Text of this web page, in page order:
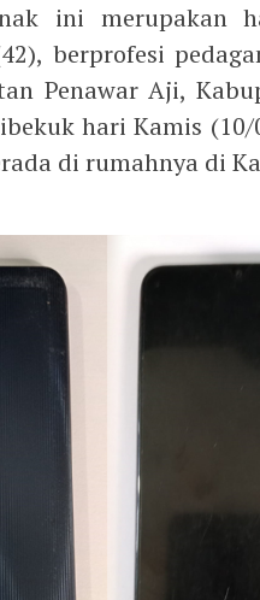
ini merupakan
berprofesi
Penawar Aji,
hari Kamis
di rumahnya di